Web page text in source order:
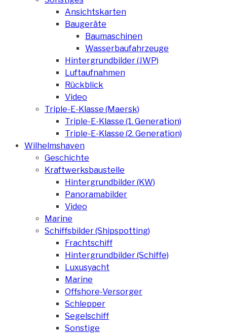
Ansichtskarten
Baugeräte
Baumaschinen
Wasserbaufahrzeuge
Hintergrundbilder (JWP)
Luftaufnahmen
Rückblick
Video
Triple-E-Klasse (Maersk)
Triple-E-Klasse (1. Generation)
Triple-E-Klasse (2. Generation)
Wilhelmshaven
Geschichte
Kraftwerksbaustelle
Hintergrundbilder (KW)
Panoramabilder
Video
Marine
Schiffsbilder (Shipspotting)
Frachtschiff
Hintergrundbilder (Schiffe)
Luxusyacht
Marine
Offshore-Versorger
Schlepper
Segelschiff
Sonstige